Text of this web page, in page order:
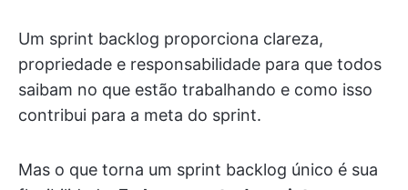
Um sprint backlog proporciona clareza,
propriedade e responsabilidade para que todos
saibam no que estão trabalhando e como isso
contribui para a meta do sprint.
Mas o que torna um sprint backlog único é sua